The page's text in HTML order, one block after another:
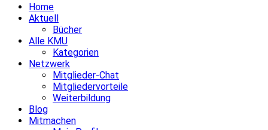
Home
Aktuell
Bücher
Alle KMU
Kategorien
Netzwerk
Mitglieder-Chat
Mitgliedervorteile
Weiterbildung
Blog
Mitmachen